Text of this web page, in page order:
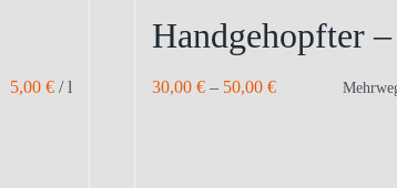
5,00 €/l
Handgehopfter
30,00 €– 50,00 €